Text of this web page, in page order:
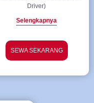
Driver)
Selengkapnya
SEWA SEKARANG